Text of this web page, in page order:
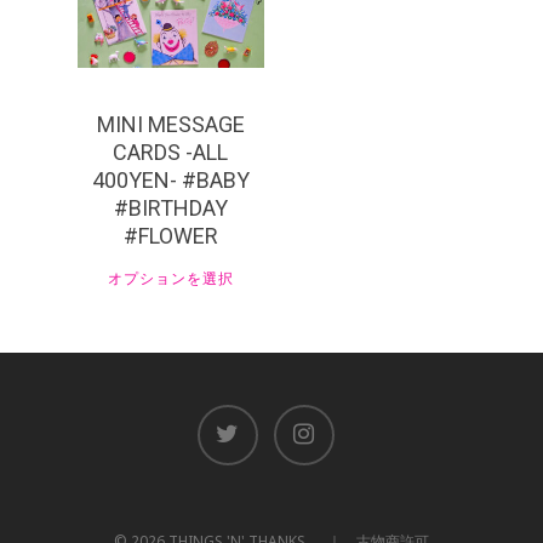
MINI MESSAGE
CARDS -ALL
400YEN- #BABY
#BIRTHDAY
#FLOWER
オプションを選択